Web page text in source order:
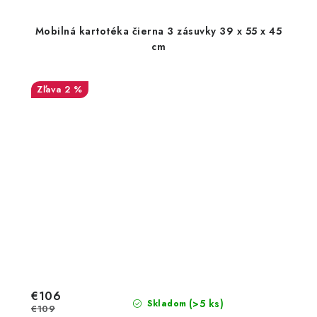
Mobilná kartotéka čierna 3 zásuvky 39 x 55 x 45
cm
2 %
Skladom (>5 ks)
€106
€109